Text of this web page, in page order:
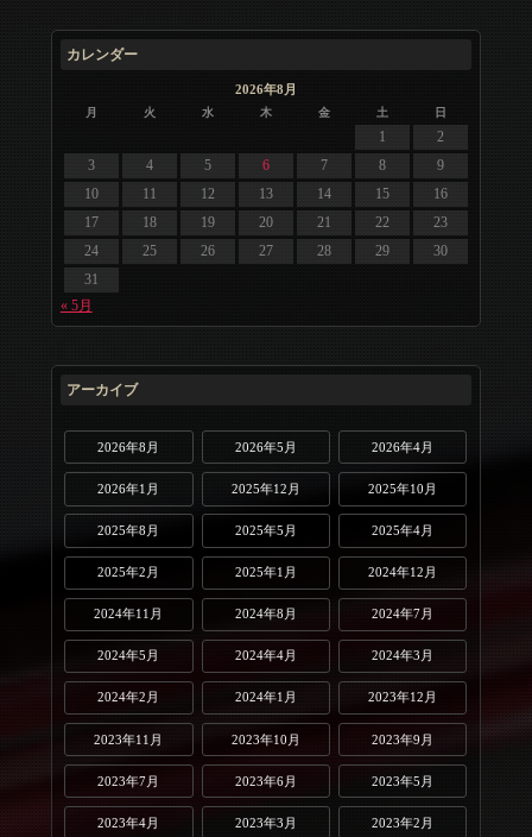
カレンダー
2026年8月
月 火 水 木 金 土 日
1
2
3
4 5 6 7 8
9
10
11 12 13 14 15
16
17
18 19 20 21 22
23
24
25 26 27 28 29
30
31
« 5月
アーカイブ
2026年8月 2026年5月 2026年4月
2026年1月 2025年12月 2025年10月
2025年8月 2025年5月 2025年4月
2025年2月 2025年1月 2024年12月
2024年11月 2024年8月 2024年7月
2024年5月 2024年4月 2024年3月
2024年2月 2024年1月 2023年12月
2023年11月 2023年10月 2023年9月
2023年7月 2023年6月 2023年5月
2023年4月 2023年3月 2023年2月